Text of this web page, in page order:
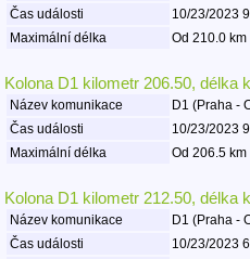
Čas události
10/23/2023
Maximální délka
Od 210.0
Kolona D1 kilometr 206.50, délka
Název komunikace
D1 (Praha -
Čas události
10/23/2023
Maximální délka
Od 206.5
Kolona D1 kilometr 212.50, délka
Název komunikace
D1 (Praha -
Čas události
10/23/2023